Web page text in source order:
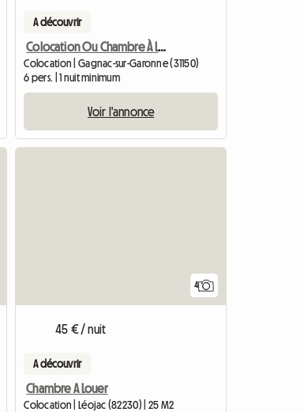
A découvrir
Colocation Ou Chambre À Louer
Colocation | Gagnac-sur-Garonne (31150)
6 pers. | 1 nuit minimum
Voir l'annonce
4
45 € / nuit
A découvrir
Chambre A Louer
Colocation | Léojac (82230) | 25 M2